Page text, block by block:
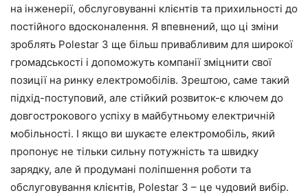
на інженерії, обслуговуванні клієнтів та прихильності до
постійного вдосконалення. Я впевнений, що ці зміни
зроблять Polestar 3 ще більш привабливим для широкої
громадськості і допоможуть компанії зміцнити свої
позиції на ринку електромобілів. Зрештою, саме такий
підхід-поступовий, але стійкий розвиток-є ключем до
довгострокового успіху в майбутньому електричній
мобільності. І якщо ви шукаєте електромобіль, який
пропонує не тільки сильну потужність та швидку
зарядку, але й продумані поліпшення роботи та
обслуговування клієнтів, Polestar 3 – це чудовий вибір.